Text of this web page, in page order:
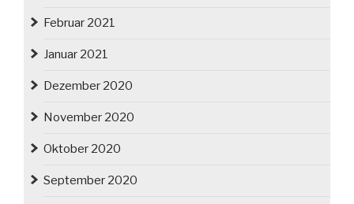
Februar 2021
Januar 2021
Dezember 2020
November 2020
Oktober 2020
September 2020